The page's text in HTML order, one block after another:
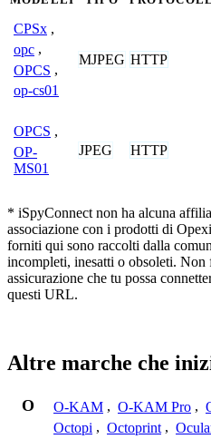
CPSx ,
opc ,
OPCS ,
op-cs01
MJPEG HTTP
OPCS ,
OP-
MS01
JPEG HTTP
* iSpyConnect non ha alcuna
associazione con i prodotti di
forniti qui sono raccolti dalla
incompleti, inesatti o obsoleti. Non
assicurazione che tu possa
questi URL.
Altre marche che
O O-KAM , O-KAM Pro ,
Octopi , Octoprint ,